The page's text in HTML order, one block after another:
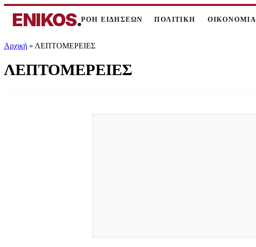
ENIKOS.ΡΟΗ ΕΙΔΗΣΕΩΝ ΠΟΛΙΤΙΚΗ ΟΙΚΟΝΟΜΙΑ
Αρχική » ΛΕΠΤΟΜΕΡΕΙΕΣ
ΛΕΠΤΟΜΕΡΕΙΕΣ